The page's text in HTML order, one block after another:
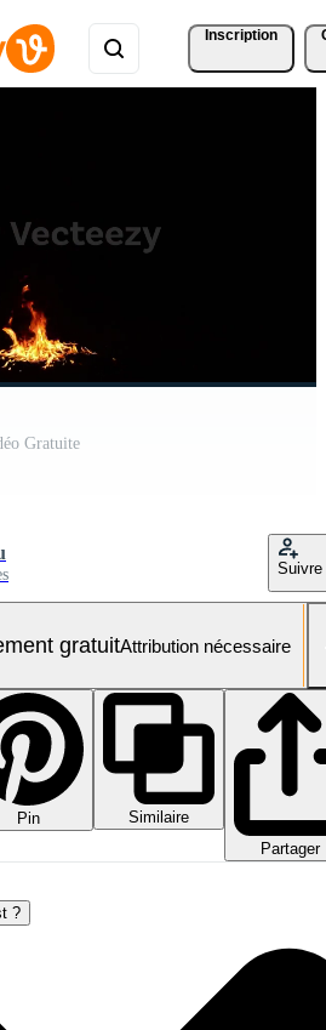
Inscription
Gratuite
Suivre
gratuitAttribution nécessaire
Pin
Similaire
Partager
?